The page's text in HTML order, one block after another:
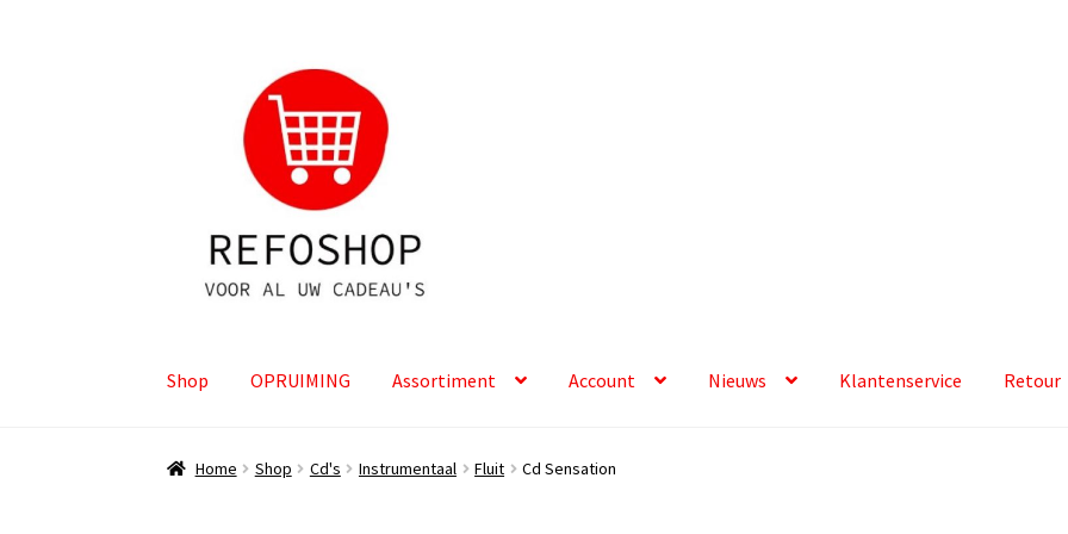
Shop OPRUIMING Assortiment Account Nieuws Klantenservice Retour
Home Shop Cd's Instrumentaal Fluit Cd Sensation